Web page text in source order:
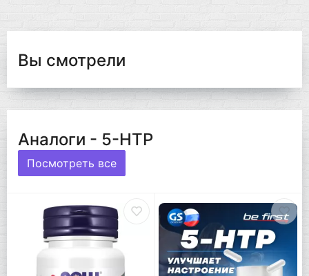
Вы смотрели
Аналоги - 5-HTP
Посмотреть все